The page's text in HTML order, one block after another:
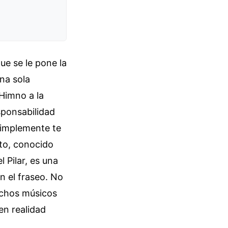
se le pone la
sola
a la
te
conocido
Pilar, es una
el fraseo. No
músicos
realidad